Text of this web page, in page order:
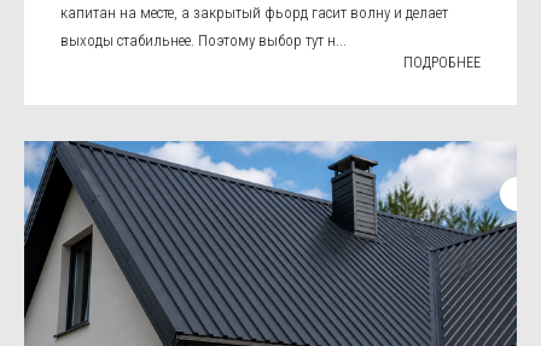
капитан на месте, а закрытый фьорд гасит волну и делает
выходы стабильнее. Поэтому выбор тут н...
ПОДРОБНЕЕ